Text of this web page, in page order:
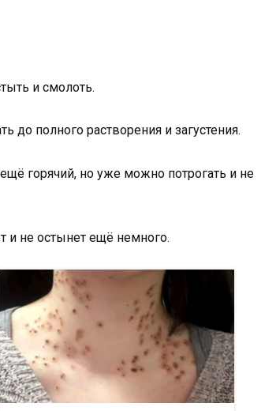
и смолоть.
до полного растворения и загустения.
горячий, но уже можно потрогать и не
и не остынет ещё немного.